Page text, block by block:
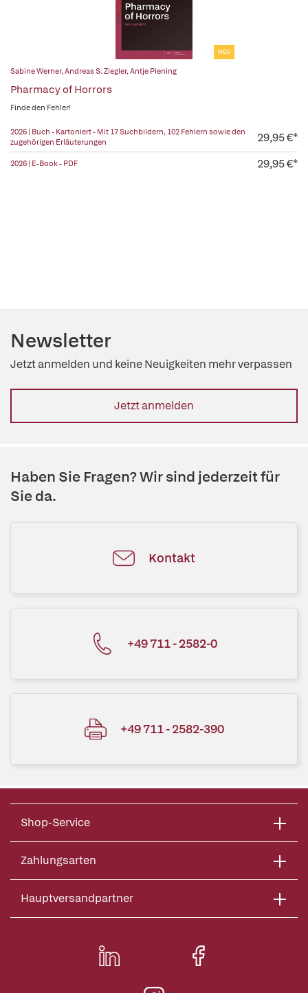
NEU
Sabine Werner,Andreas S. Ziegler,Antje Piening
Pharmacy of Horrors
Finde den Fehler!
2026 | Buch - Kartoniert - Mit 17 Suchbildern, 102 Fehlern sowie den
zugehörigen Erläuterungen
29,95 €*
2026 | E-Book - PDF 29,95 €*
Newsletter
Jetzt anmelden und keine Neuigkeiten mehr verpassen
Jetzt anmelden
Haben Sie Fragen? Wir sind jederzeit für
Sie da.
Kontakt
+49 711 - 2582-0
+49 711 - 2582-390
Shop-Service
Zahlungsarten
Hauptversandpartner